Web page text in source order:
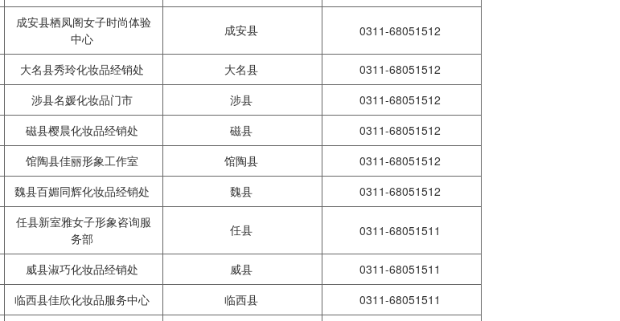
成安县栖凤阁女子时尚体验
中心
成安县 0311-68051512
大名县秀玲化妆品经销处 大名县
0311-68051512
涉县名媛化妆品门市 涉县
0311-68051512
磁县樱晨化妆品经销处 磁县
0311-68051512
馆陶县佳丽形象工作室 馆陶县
0311-68051512
魏县百媚同辉化妆品经销处 魏县 0311-68051512
任县新室雅女子形象咨询服
务部
任县 0311-68051511
威县淑巧化妆品经销处 威县
0311-68051511
临西县佳欣化妆品服务中心 临西县
0311-68051511